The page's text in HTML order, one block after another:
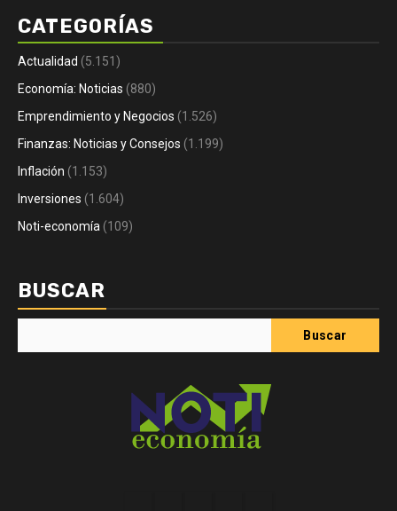
CATEGORÍAS
Actualidad (5.151)
Economía: Noticias (880)
Emprendimiento y Negocios (1.526)
Finanzas: Noticias y Consejos (1.199)
Inflación (1.153)
Inversiones (1.604)
Noti-economía (109)
BUSCAR
Buscar